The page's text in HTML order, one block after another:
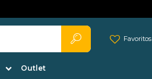
Outlet
Favoritos